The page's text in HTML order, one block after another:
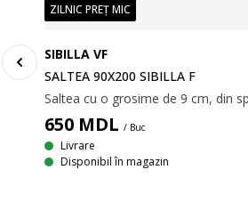
ZILNIC PREȚ MIC
SIBILLA VF
SALTEA 90X200 SIBILLA F
650 MDL/ Buc
Livrare
Disponibil în magazin